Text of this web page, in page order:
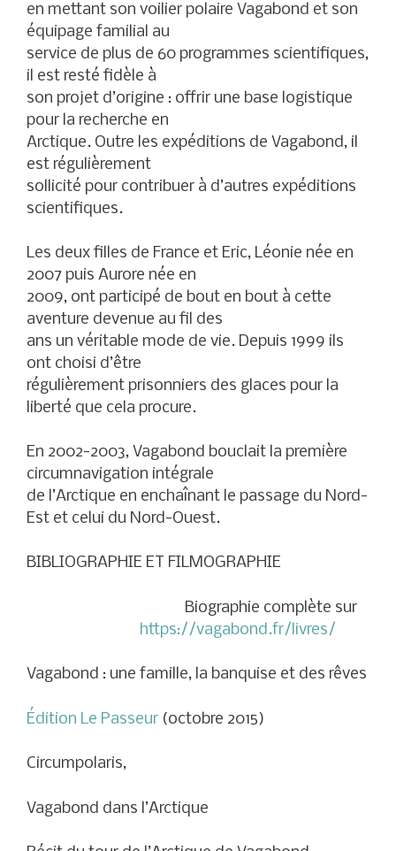
en mettant son voilier polaire Vagabond et son
équipage familial au
service de plus de 60 programmes scientifiques,
il est resté fidèle à
son projet d’origine : offrir une base logistique
pour la recherche en
Arctique. Outre les expéditions de Vagabond, il
est régulièrement
sollicité pour contribuer à d’autres expéditions
scientifiques.
Les deux filles de France et Eric, Léonie née en
2007 puis Aurore née en
2009, ont participé de bout en bout à cette
aventure devenue au fil des
ans un véritable mode de vie. Depuis 1999 ils
ont choisi d’être
régulièrement prisonniers des glaces pour la
liberté que cela procure.
En 2002-2003, Vagabond bouclait la première
circumnavigation intégrale
de l’Arctique en enchaînant le passage du Nord-
Est et celui du Nord-Ouest.
BIBLIOGRAPHIE ET FILMOGRAPHIE
Biographie complète sur
https://vagabond.fr/livres/
Vagabond : une famille, la banquise et des rêves
Édition Le Passeur (octobre 2015)
Circumpolaris,
Vagabond dans l’Arctique